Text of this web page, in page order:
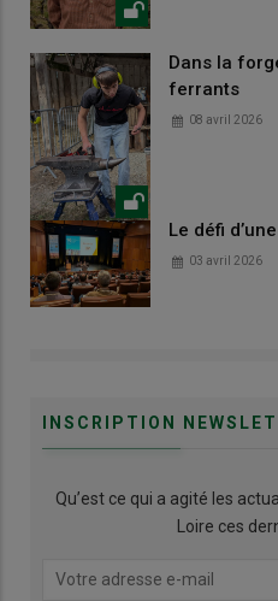
Dans la
ferrants
08 avril 2026
Le défi
03 avril 2026
INSCRIPTION
Qu’est ce qui a agité les
Loire ces